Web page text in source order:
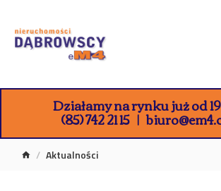
Działamy na rynku już od
(85) 742 21 15
Aktualności